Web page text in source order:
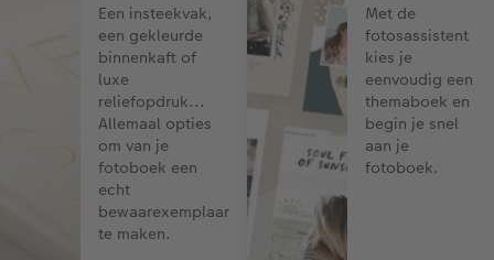
Een insteekvak,
een gekleurde
binnenkaft of
luxe
reliefopdruk...
Allemaal opties
om van je
fotoboek een
echt
bewaarexemplaar
te maken.
Met de
fotosassistent
kies je
eenvoudig een
themaboek en
begin je snel
aan je
fotoboek.